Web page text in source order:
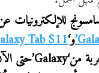
للإلكترونيات
و‘Tab S11